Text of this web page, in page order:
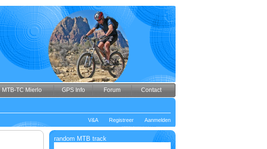
MTB-TC Mierlo GPS Info Forum Contact
Aanmelden
Registreer
V&A
random MTB track